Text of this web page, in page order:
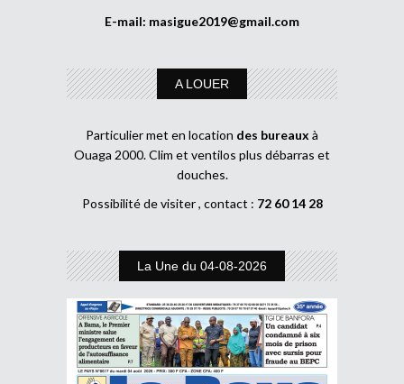
E-mail: masigue2019@gmail.com
A LOUER
Particulier met en location des bureaux à
Ouaga 2000. Clim et ventilos plus débarras et
douches.
Possibilité de visiter , contact : 72 60 14 28
La Une du 04-08-2026